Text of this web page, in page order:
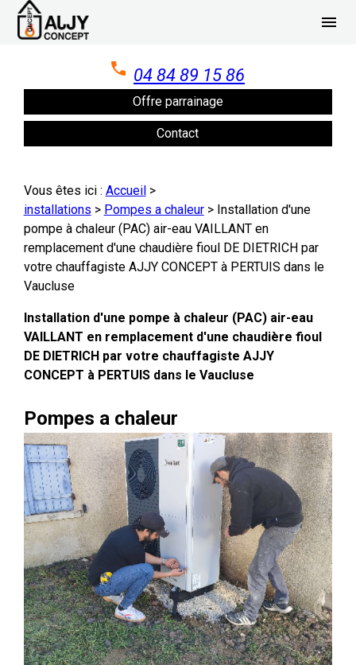
menu
04 84 89 15 86
Offre parrainage
Contact
Vous êtes ici : Accueil>
installations > Pompes a chaleur> Installation d'une
pompe à chaleur (PAC) air-eau VAILLANT en
remplacement d'une chaudière fioul DE DIETRICH par
votre chauffagiste AJJY CONCEPT à PERTUIS dans le
Vaucluse
Installation d'une pompe à chaleur (PAC) air-eau
VAILLANT en remplacement d'une chaudière fioul
DE DIETRICH par votre chauffagiste AJJY
CONCEPT à PERTUIS dans le Vaucluse
Pompes a chaleur
Panneau de gestion des cookies